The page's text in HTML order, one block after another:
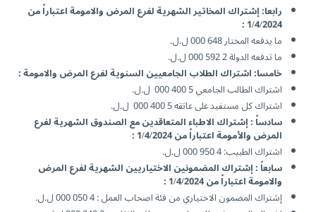
رابعا: إشتراك المخاتير الشهرية لفرع المرض والامومة اعتباراً من
1/4/2024
:
ما يدفعه المختار 648 000 ل.ل.
ما تدفعه الدولة 2 592 000 ل.ل.
خامسا: اشتراك الطلاب الجامعيين السنوية لفرع المرض والامومة :
اشتراك الطالب الجامعي 5 400 000 ل.ل.
اشتراك كل مستفيد على عاتقه 5 400 000 ل.ل.
سادساً : إشتراك الاطباء المتعاقدين مع الصندوق الشهرية لفرع
المرض والأمومة اعتباراً من 1/4/2024 :
اشتراك الطبيب: 4 950 000 ل.ل.
سابعاً : إشتراك المضمونين الاختياريين الشهرية لفرع المرض
والامومة اعتباراً من 1/4/2024 :
إشتراك المضمون الاختياري من فئة اصحاب العمل : 4 050 000 ل.ل.